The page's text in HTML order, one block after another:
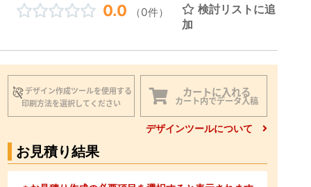
0.0 （0件）
検討リストに追
加
デザイン作成ツールを使用する
印刷方法を選択してください
カートに入れる
カート内でデータ入稿
デザインツールについて
お見積り結果